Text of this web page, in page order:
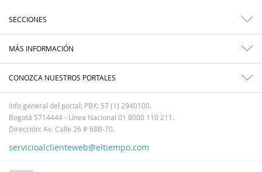
SECCIONES
MÁS INFORMACIÓN
CONOZCA NUESTROS PORTALES
Info general del portal: PBX: 57 (1) 2940100.
Bogotá 5714444 - Línea Nacional 01 8000 110 211.
Dirección: Av. Calle 26 # 68B-70.
servicioalclienteweb@eltiempo.com